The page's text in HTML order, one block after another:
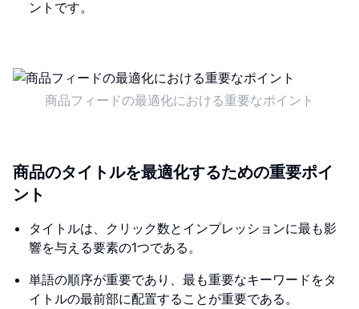
ントです。
商品フィードの最適化における重要なポイント
商品のタイトルを最適化するための重要ポイ
ント
タイトルは、クリック数とインプレッションに最も影
響を与える要素の1つである。
単語の順序が重要であり、最も重要なキーワードをタ
イトルの最前部に配置することが重要である。